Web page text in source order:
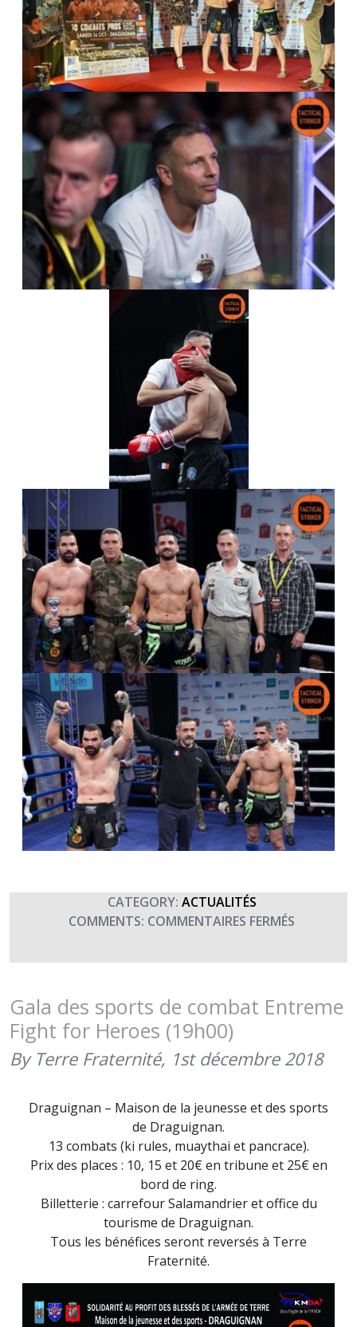
CATEGORY: ACTUALITÉS
COMMENTS: COMMENTAIRES FERMÉS
GALA
DE
–
FOR
(16
OCTOBRE
Gala des sports de combat Entreme
Fight for Heroes (19h00)
By Terre Fraternité, 1st décembre 2018
Draguignan – Maison de la jeunesse et des sports
de Draguignan.
13 combats (ki rules, muaythai et pancrace).
Prix des places : 10, 15 et 20€ en tribune et 25€ en
bord de ring.
Billetterie : carrefour Salamandrier et office du
tourisme de Draguignan.
Tous les bénéfices seront reversés à Terre
Fraternité.